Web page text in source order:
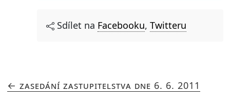
Sdílet na Facebooku, Twitteru
ZASEDÁNÍ ZASTUPITELSTVA DNE 6. 6. 2011